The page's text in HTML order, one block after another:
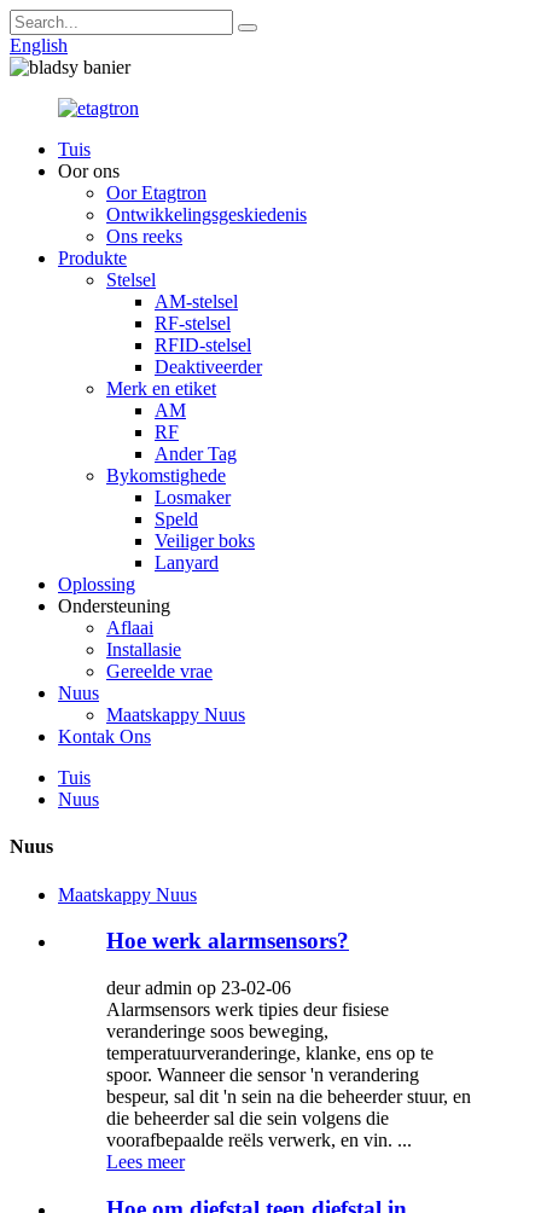
English
Tuis
Oor ons
Oor Etagtron
Ontwikkelingsgeskiedenis
Ons reeks
Produkte
Stelsel
AM-stelsel
RF-stelsel
RFID-stelsel
Deaktiveerder
Merk en etiket
AM
RF
Ander Tag
Bykomstighede
Losmaker
Speld
Veiliger boks
Lanyard
Oplossing
Ondersteuning
Aflaai
Installasie
Gereelde vrae
Nuus
Maatskappy Nuus
Kontak Ons
Tuis
Nuus
Nuus
Maatskappy Nuus
Hoe werk alarmsensors?
deur admin op 23-02-06
Alarmsensors werk tipies deur fisiese
veranderinge soos beweging,
temperatuurveranderinge, klanke, ens op te
spoor. Wanneer die sensor 'n verandering
bespeur, sal dit 'n sein na die beheerder stuur, en
die beheerder sal die sein volgens die
voorafbepaalde reëls verwerk, en vin. ...
Lees meer